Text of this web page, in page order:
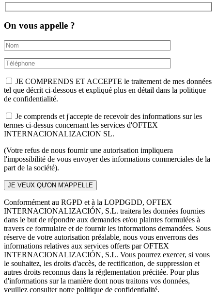
On vous appelle ?
JE COMPRENDS ET ACCEPTE le traitement de mes données
tel que décrit ci-dessous et expliqué plus en détail dans la politique
de confidentialité.
Je comprends et j'accepte de recevoir des informations sur les
termes ci-dessus concernant les services d'OFTEX
INTERNACIONALIZACION SL.
(Votre refus de nous fournir une autorisation impliquera
l'impossibilité de vous envoyer des informations commerciales de la
part de la société).
Conformément au RGPD et à la LOPDGDD, OFTEX
INTERNACIONALIZACIÓN, S.L. traitera les données fournies
dans le but de répondre aux demandes et/ou plaintes formulées à
travers ce formulaire et de fournir les informations demandées. Sous
réserve de votre autorisation préalable, nous vous enverrons des
informations relatives aux services offerts par OFTEX
INTERNACIONALIZACIÓN, S.L. Vous pourrez exercer, si vous
le souhaitez, les droits d'accès, de rectification, de suppression et
autres droits reconnus dans la réglementation précitée. Pour plus
d'informations sur la manière dont nous traitons vos données,
veuillez consulter notre politique de confidentialité.